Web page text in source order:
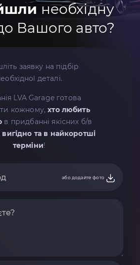
необхідну
Вашого авто?
заявку на підбір
деталі.
LVA Garage готова
кожному,хто любить
в придбанні якісних б/в
вигідно та в найкоротші
терміни!
або додайте фото